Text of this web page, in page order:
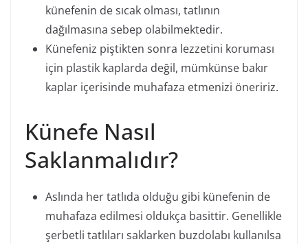
künefenin de sıcak olması, tatlının
dağılmasına sebep olabilmektedir.
Künefeniz piştikten sonra lezzetini koruması
için plastik kaplarda değil, mümkünse bakır
kaplar içerisinde muhafaza etmenizi öneririz.
Künefe Nasıl
Saklanmalıdır?
Aslında her tatlıda olduğu gibi künefenin de
muhafaza edilmesi oldukça basittir. Genellikle
şerbetli tatlıları saklarken buzdolabı kullanılsa